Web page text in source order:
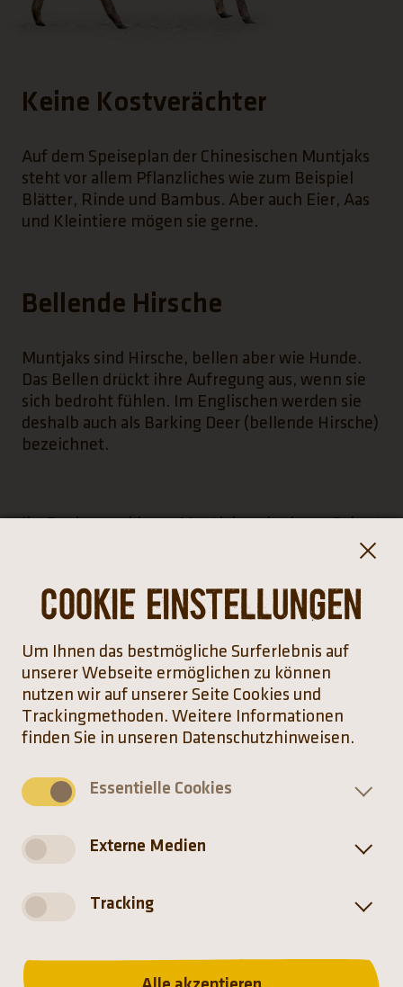
Keine Kostverächter
Auf dem Speiseplan der Chinesischen Muntjaks
steht vor allem Pflanzliches wie zum Beispiel
Blätter, Rinde und Bambus. Aber auch Eier, Aas
und Kleintiere mögen sie gerne.
Bellende Hirsche
Muntjaks sind Hirsche, bellen aber wie Hunde.
Das Bellen drückt ihre Aufregung aus, wenn sie
sich bedroht fühlen. Im Englischen werden sie
deshalb auch als Barking Deer (bellende Hirsche)
bezeichnet.
Ihr Revier markieren Muntjaks mit einem Sekret
aus Drüsen unterhalb ihrer Augen, das auf Gräser
Verbreitung
Verbreitung
Cookie Einstellungen
Um Ihnen das bestmögliche Surferlebnis auf
unserer Webseite ermöglichen zu können
nutzen wir auf unserer Seite Cookies und
Trackingmethoden. Weitere Informationen
finden Sie in unseren Datenschutzhinweisen.
Essentielle Cookies
Externe Medien
Tracking